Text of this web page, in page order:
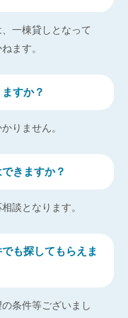
一棟貸しとなって
ます。
すか？
りません。
きますか？
談となります。
も探してもらえま
条件等ございまし